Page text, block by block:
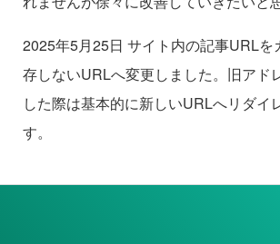
2025年5月25日 サイト内の記事URLを
存しないURLへ変更しました。旧アド
した際は基本的に新しいURLへリダイ
す。